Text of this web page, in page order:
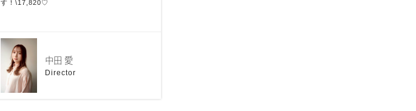
す！\17,820♡
中田 愛
Director